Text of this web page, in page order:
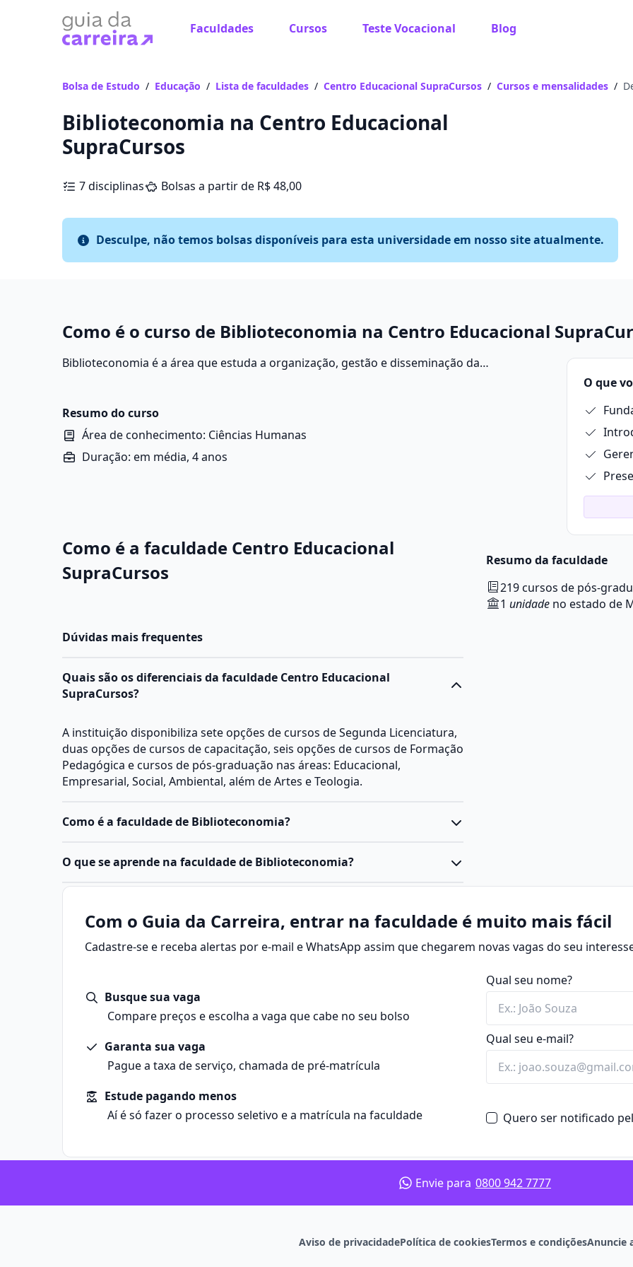
Faculdades Cursos Teste Vocacional Blog
Bolsa de Estudo / Educação / Lista de faculdades / Centro Educacional SupraCursos / Cursos e mensalidades /
Biblioteconomia na Centro Educacional
SupraCursos
7 disciplinas Bolsas a partir de R$ 48,00
Desculpe, não temos bolsas disponíveis para esta universidade em nosso site atualmente.
Como é o curso de Biblioteconomia na Centro Educacional
Biblioteconomia é a área que estuda a organização, gestão e disseminação da
documentos digitais, periódicos, arquivos sonoros e bases de dados.
Resumo do curso
Área de conhecimento: Ciências Humanas
Duração: em média, 4 anos
O que
Como é a faculdade Centro Educacional
SupraCursos
Resumo da faculdade
219 cursos de pós-
1 unidade no estado de
Dúvidas mais frequentes
Quais são os diferenciais da faculdade Centro Educacional
SupraCursos?
A instituição disponibiliza sete opções de cursos de Segunda Licenciatura,
duas opções de cursos de capacitação, seis opções de cursos de Formação
Pedagógica e cursos de pós-graduação nas áreas: Educacional,
Empresarial, Social, Ambiental, além de Artes e Teologia.
Como é a faculdade de Biblioteconomia?
O curso de Biblioteconomiaé uma graduação das Ciências Sociais
de quatro anos.
com gestão da informação, organização de acervos, tecnologias digitais,
serviços de biblioteca e mediação de leitura.
Ao longo da graduação, o aluno participa de disciplinas teóricas,
supervisionados.
Principais características do curso
Graduação com duração média de 4 anos, geralmente no formato
bacharelado.
Base teórica em Ciência da Informação, gestão, tecnologia e humanidades.
Disciplinas sobre catalogação, classificação, indexação, preservação e
curadoria de acervos.
Estudos sobre leitura, comportamento informacional e mediação cultural.
Uso de ferramentas tecnológicas para gestão de bibliotecas ebases de
Atividades práticas, estágios supervisionados e participação em projetos
Formação voltada para atuação em bibliotecas, centros de documentação,
arquivos e unidades de informação.
O que se aprende na faculdade de Biblioteconomia?
Área responsável por organizar, gerenciar e disseminar informações em
Inclui técnicas de catalogação, classificação, preservação e recuperação de
conhecimento e à informação.
Biblioteconomia é a área que estuda a organização, gestão e disseminação
para coletar, catalogar, classificar, preservar e disponibilizar materiais
informacionais, como livros, documentos digitais, periódicos, arquivos
A área combina fundamentos das Ciências Humanas, Sociais Aplicadas e
da Ciência da Informação, com foco em facilitar o acesso ao conhecimento
Encontre bolsas de estudo para o curso de Biblioteconomia
Com o Guia da Carreira, entrar na faculdade é muito mais fácil
Cadastre-se e receba alertas por e-mail e WhatsApp assim que chegarem novas vagas do seu
Busque sua vaga
Compare preços e escolha a vaga que cabe no seu bolso
Garanta sua vaga
Pague a taxa de serviço, chamada de pré-matrícula
Estude pagando menos
Aí é só fazer o processo seletivo e a matrícula na faculdade
Qual seu nome?
Qual seu e-mail?
Quero ser notificado
Envie para 0800 942 7777
Aviso de privacidadePolítica de cookiesTermos e condiçõesAnuncie